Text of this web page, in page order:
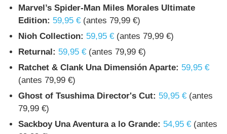
Marvel’s Spider-Man Miles Morales Ultimate
Edition: 59,95 € (antes 79,99 €)
Nioh Collection: 59,95 € (antes 79,99 €)
Returnal: 59,95 € (antes 79,99 €)
Ratchet & Clank Una Dimensión Aparte: 59,95 €
(antes 79,99 €)
Ghost of Tsushima Director's Cut: 59,95 € (antes
79,99 €)
Sackboy Una Aventura a lo Grande: 54,95 € (antes